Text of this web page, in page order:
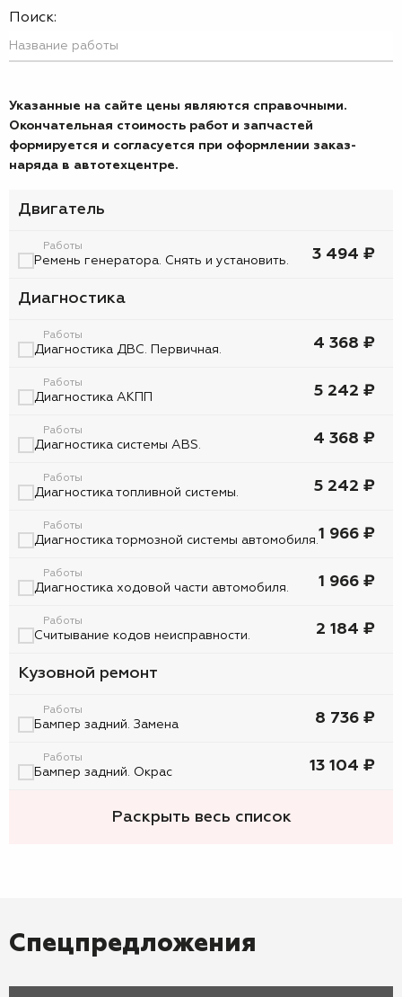
Поиск:
Указанные на сайте цены являются справочными.
Окончательная стоимость работ и запчастей
формируется и согласуется при оформлении заказ-
наряда в автотехцентре.
Двигатель
Работы
Ремень генератора. Снять и установить. 3 494 ₽
Диагностика
Работы
Диагностика ДВС. Первичная. 4 368 ₽
Работы
Диагностика АКПП 5 242 ₽
Работы
Диагностика системы ABS. 4 368 ₽
Работы
Диагностика топливной системы. 5 242 ₽
Работы
Диагностика тормозной системы автомобиля.1 966 ₽
Работы
Диагностика ходовой части автомобиля. 1 966 ₽
Работы
Считывание кодов неисправности. 2 184 ₽
Кузовной ремонт
Работы
Бампер задний. Замена 8 736 ₽
Работы
Бампер задний. Окрас 13 104 ₽
Раскрыть весь список
Спецпредложения